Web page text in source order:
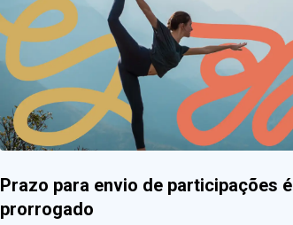
Prazo para envio de participações é
prorrogado